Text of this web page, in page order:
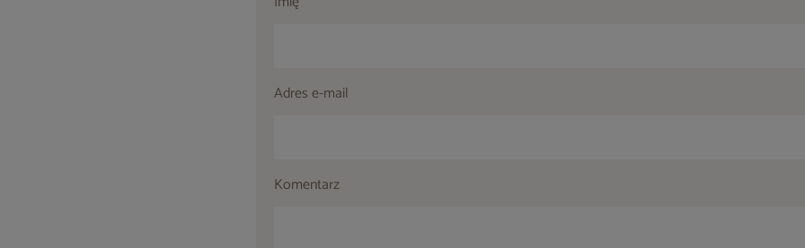
Adres e-mail
Komentarz